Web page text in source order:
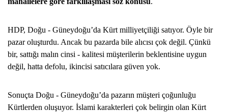
HDP, Doğu - Güneydoğu’da Kürt milliyetçiliği satıyor. Öyle bir
pazar oluşturdu. Ancak bu pazarda bile alıcısı çok değil. Çünkü
bir, sattığı malın cinsi - kalitesi müşterilerin beklentisine uygun
değil, hatta defolu, ikincisi satıcılara güven yok.
Sonuçta Doğu - Güneydoğu’da pazarın müşteri çoğunluğu
Kürtlerden oluşuyor. İslami karakterleri çok belirgin olan Kürt